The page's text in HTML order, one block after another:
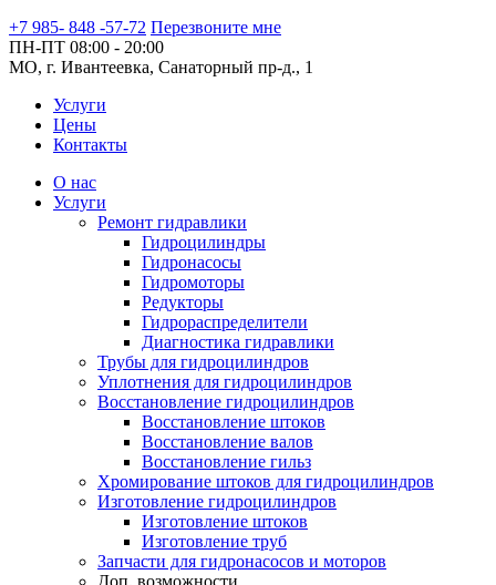
+7 985- 848 -57-72 Перезвоните мне
ПН-ПТ 08:00 - 20:00
МО, г. Ивантеевка, Санаторный пр-д., 1
Услуги
Цены
Контакты
О нас
Услуги
Ремонт гидравлики
Гидроцилиндры
Гидронасосы
Гидромоторы
Редукторы
Гидрораспределители
Диагностика гидравлики
Трубы для гидроцилиндров
Уплотнения для гидроцилиндров
Восстановление гидроцилиндров
Восстановление штоков
Восстановление валов
Восстановление гильз
Хромирование штоков для гидроцилиндров
Изготовление гидроцилиндров
Изготовление штоков
Изготовление труб
Запчасти для гидронасосов и моторов
Доп. возможности